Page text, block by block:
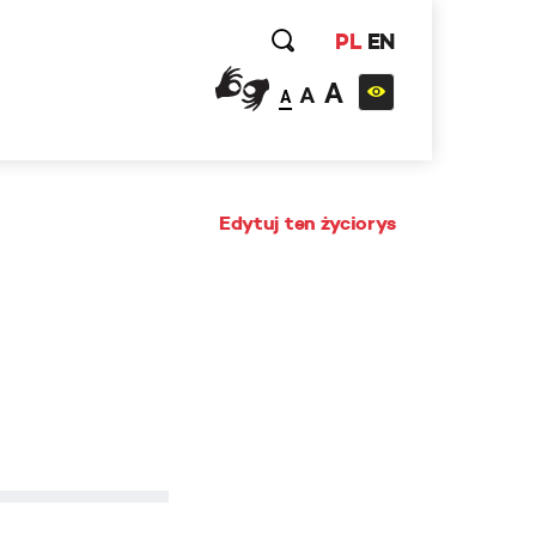
PL EN
A A A
Edytuj ten życiorys